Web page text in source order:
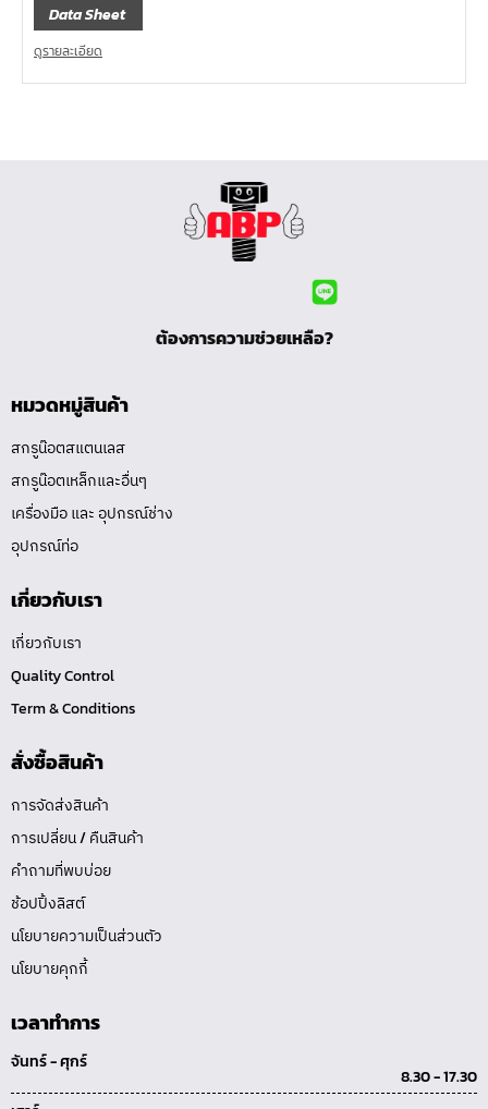
Data Sheet
ดูรายละเอียด
ต้องการความช่วยเหลือ?
หมวดหมู่สินค้า
สกรูน๊อตสแตนเลส
สกรูน๊อตเหล็กและอื่นๆ
เครื่องมือ และ อุปกรณ์ช่าง
อุปกรณ์ท่อ
เกี่ยวกับเรา
เกี่ยวกับเรา
Quality Control
Term & Conditions
สั่งซื้อสินค้า
การจัดส่งสินค้า
การเปลี่ยน / คืนสินค้า
คำถามที่พบบ่อย
ช้อปปิ้งลิสต์
นโยบายความเป็นส่วนตัว
นโยบายคุกกี้
เวลาทำการ
จันทร์ - ศุกร์
8.30 - 17.30